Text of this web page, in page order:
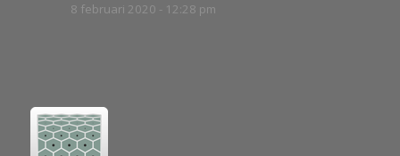
8 februari 2020 - 12:28 pm